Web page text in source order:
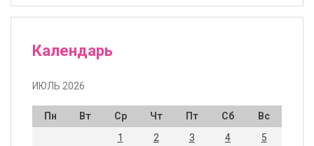
Календарь
ИЮЛЬ 2026
Пн Вт Ср Чт Пт Сб
Вс
1
2 3 4
5